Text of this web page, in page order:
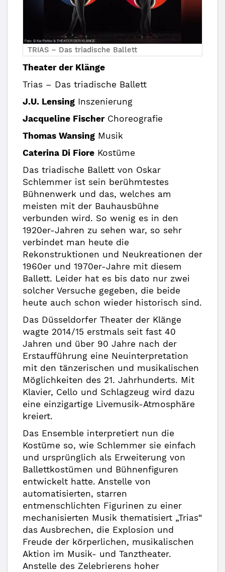
TRIAS – Das triadische Ballett
Theater der Klänge
Trias – Das triadische Ballett
J.U. Lensing Inszenierung
Jacqueline FischerChoreografie
Thomas Wansing Musik
Caterina Di Fiore Kostüme
Das triadische Ballett von Oskar
Schlemmer ist sein berühmtestes
Bühnenwerk und das, welches am
meisten mit der Bauhausbühne
verbunden wird. So wenig es in den
1920er-Jahren zu sehen war, so sehr
verbindet man heute die
Rekonstruktionen und Neukreationen der
1960er und 1970er-Jahre mit diesem
Ballett. Leider hat es bis dato nur zwei
solcher Versuche gegeben, die beide
heute auch schon wieder historisch sind.
Das Düsseldorfer Theater der Klänge
wagte 2014/15 erstmals seit fast 40
Jahren und über 90 Jahre nach der
Erstaufführung eine Neuinterpretation
mit den tänzerischen und musikalischen
Möglichkeiten des 21. Jahrhunderts. Mit
Klavier, Cello und Schlagzeug wird dazu
eine einzigartige Livemusik-Atmosphäre
kreiert.
Das Ensemble interpretiert nun die
Kostüme so, wie Schlemmer sie einfach
und ursprünglich als Erweiterung von
Ballettkostümen und Bühnenfiguren
entwickelt hatte. Anstelle von
automatisierten, starren
entmenschlichten Figurinen zu einer
mechanisierten Musik thematisiert „Trias“
das Ausbrechen, die Explosion und
Freude der körperlichen, musikalischen
Aktion im Musik- und Tanztheater.
Anstelle des Zelebrierens hoher